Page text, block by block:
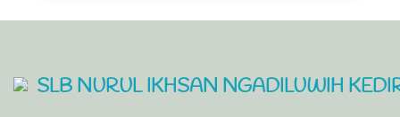
SLB NURUL IKHSAN NGADILUWIH